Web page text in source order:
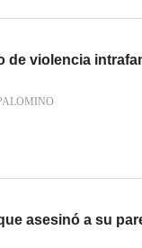
de violencia
asesinó a su